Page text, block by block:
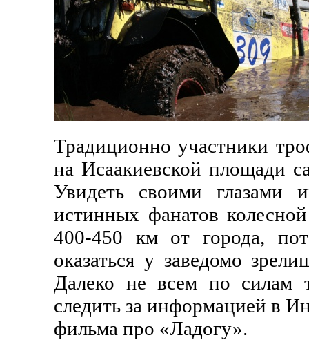
Традиционно участники
на Исаакиевской площади
Увидеть своими глазами
истинных фанатов
400-450 кмот города,
оказаться у заведомо
Далеко не всем по силам
следить за информацией в
фильма про «Ладогу».